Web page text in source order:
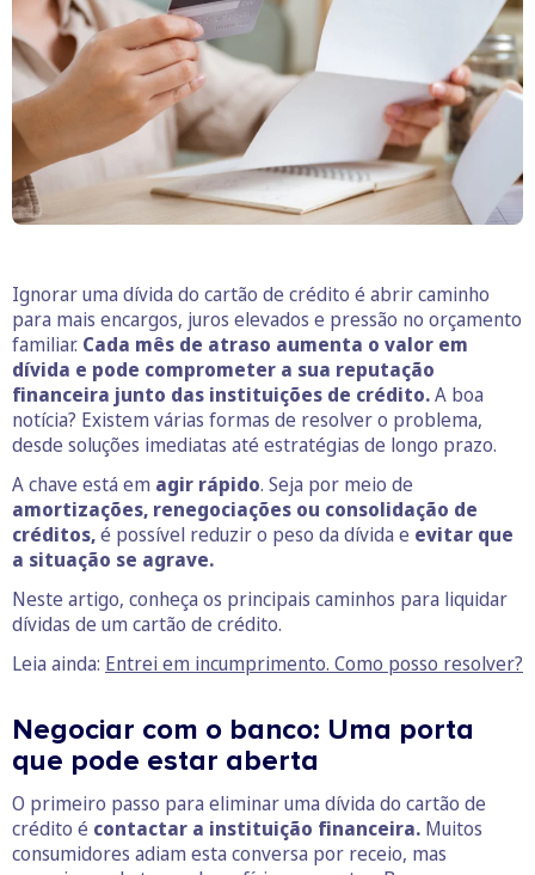
Ignorar uma dívida do cartão de crédito é abrir caminho
para mais encargos, juros elevados e pressão no orçamento
familiar. Cada mês de atraso aumenta o valor em
dívida e pode comprometer a sua reputação
financeira junto das instituições de crédito.A boa
notícia? Existem várias formas de resolver o problema,
desde soluções imediatas até estratégias de longo prazo.
A chave está em agir rápido. Seja por meio de
amortizações, renegociações ou consolidação de
créditos,é possível reduzir o peso da dívida e evitar que
a situação se agrave.
Neste artigo, conheça os principais caminhos para liquidar
dívidas de um cartão de crédito.
Leia ainda: Entrei em incumprimento. Como posso resolver?
Negociar com o banco: Uma porta
que pode estar aberta
O primeiro passo para eliminar uma dívida do cartão de
crédito é contactar a instituição financeira. Muitos
consumidores adiam esta conversa por receio, mas